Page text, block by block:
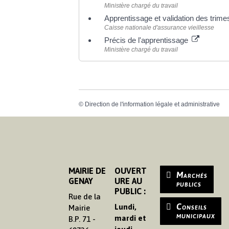
Ministère chargé du travail
Apprentissage et validation des
Caisse nationale d'assurance vieillesse
Précis de l'apprentissage
Ministère chargé du travail
© Direction de l'information légale et administrative
MAIRIE DE
GENAY
Rue de la
Mairie
B.P. 71 -
OUVERT
URE AU
PUBLIC :
Lundi,
mardi et
Marchés
publics
Conseils
municipaux